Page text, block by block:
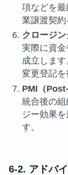
項などを
業譲渡契約
クロージン
実際に資
成立しま
変更登記を
PMI（
統合後の
ジー効果
す。
6-2. アドバ